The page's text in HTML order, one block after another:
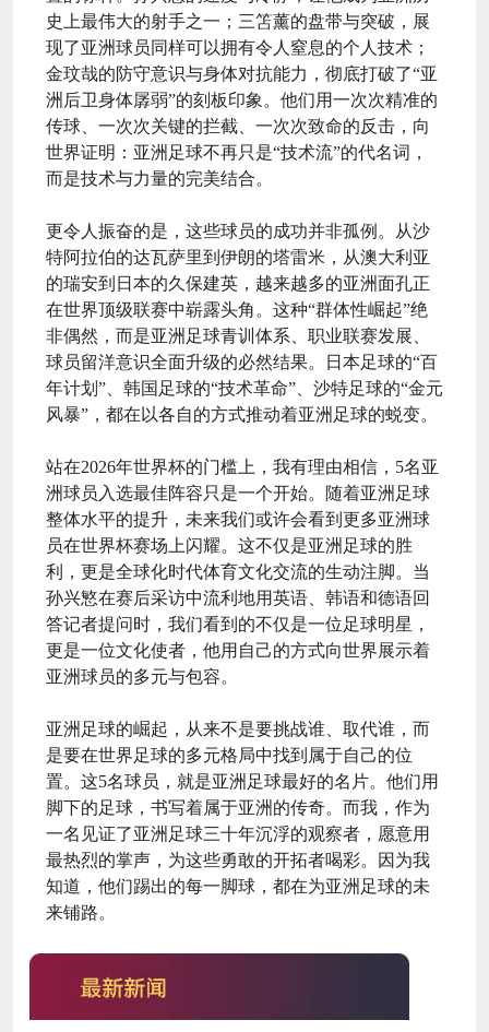
史上最伟大的射手之一；三笘薰的盘带与突破，展
现了亚洲球员同样可以拥有令人窒息的个人技术；
金玟哉的防守意识与身体对抗能力，彻底打破了“亚
洲后卫身体孱弱”的刻板印象。他们用一次次精准的
传球、一次次关键的拦截、一次次致命的反击，向
世界证明：亚洲足球不再只是“技术流”的代名词，
而是技术与力量的完美结合。
更令人振奋的是，这些球员的成功并非孤例。从沙
特阿拉伯的达瓦萨里到伊朗的塔雷米，从澳大利亚
的瑞安到日本的久保建英，越来越多的亚洲面孔正
在世界顶级联赛中崭露头角。这种“群体性崛起”绝
非偶然，而是亚洲足球青训体系、职业联赛发展、
球员留洋意识全面升级的必然结果。日本足球的“百
年计划”、韩国足球的“技术革命”、沙特足球的“金元
风暴”，都在以各自的方式推动着亚洲足球的蜕变。
站在2026年世界杯的门槛上，我有理由相信，5名亚
洲球员入选最佳阵容只是一个开始。随着亚洲足球
整体水平的提升，未来我们或许会看到更多亚洲球
员在世界杯赛场上闪耀。这不仅是亚洲足球的胜
利，更是全球化时代体育文化交流的生动注脚。当
孙兴慜在赛后采访中流利地用英语、韩语和德语回
答记者提问时，我们看到的不仅是一位足球明星，
更是一位文化使者，他用自己的方式向世界展示着
亚洲球员的多元与包容。
亚洲足球的崛起，从来不是要挑战谁、取代谁，而
是要在世界足球的多元格局中找到属于自己的位
置。这5名球员，就是亚洲足球最好的名片。他们用
脚下的足球，书写着属于亚洲的传奇。而我，作为
一名见证了亚洲足球三十年沉浮的观察者，愿意用
最热烈的掌声，为这些勇敢的开拓者喝彩。因为我
知道，他们踢出的每一脚球，都在为亚洲足球的未
来铺路。